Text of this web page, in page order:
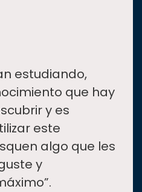
estudiando,
que hay
y es
este
algo que les
y